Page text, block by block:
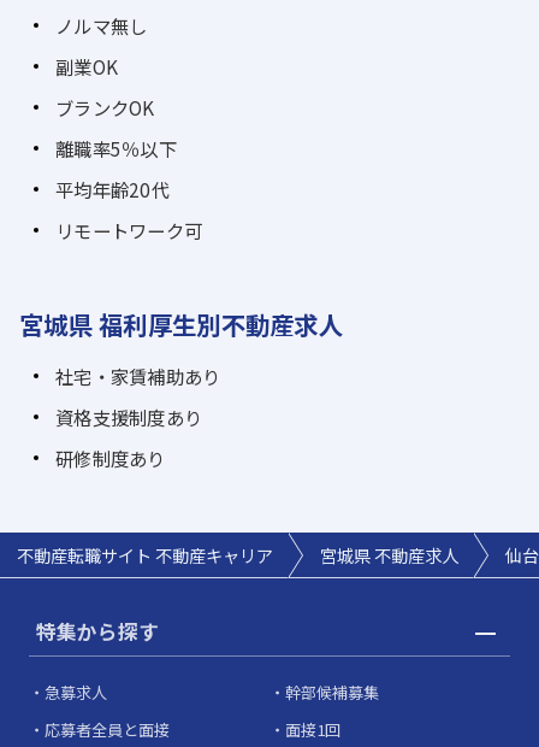
ノルマ無し
副業OK
ブランクOK
離職率5％以下
平均年齢20代
リモートワーク可
宮城県 福利厚生別不動産求人
社宅・家賃補助あり
資格支援制度あり
研修制度あり
不動産転職サイト 不動産キャリア 宮城県 不動産求人 仙
特集から探す
急募求人
幹部候補募集
応募者全員と面接
面接1回